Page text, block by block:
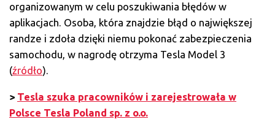
organizowanym w celu poszukiwania błędów w
aplikacjach. Osoba, która znajdzie błąd o największej
randze i zdoła dzięki niemu pokonać zabezpieczenia
samochodu, w nagrodę otrzyma Tesla Model 3
(źródło).
> Tesla szuka pracowników i zarejestrowała w
Polsce Tesla Poland sp. z o.o.